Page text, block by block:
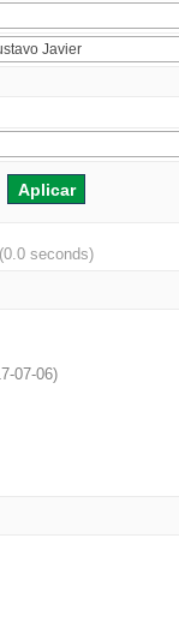
(0.0 seconds)
07-06)